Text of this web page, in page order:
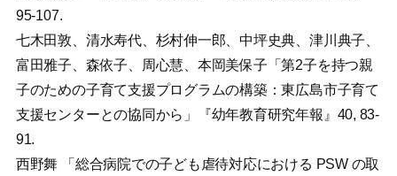
95-107.
七木田敦、清水寿代、杉村伸一郎、中坪史典、津川典子、
富田雅子、森依子、周心慧、本岡美保子「第2子を持つ親
子のための子育て支援プログラムの構築：東広島市子育て
支援センターとの協同から」『幼年教育研究年報』40, 83-
91.
西野舞 「総合病院での子ども虐待対応における PSW の取